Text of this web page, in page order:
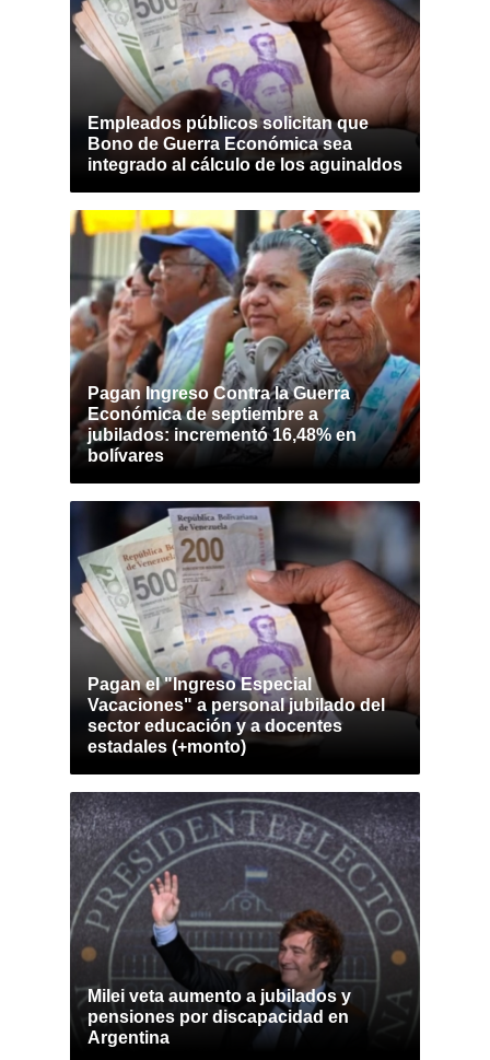
Empleados públicos solicitan que
Bono de Guerra Económica sea
integrado al cálculo de los aguinaldos
Pagan Ingreso Contra la Guerra
Económica de septiembre a
jubilados: incrementó 16,48% en
bolívares
Pagan el "Ingreso Especial
Vacaciones" a personal jubilado del
sector educación y a docentes
estadales (+monto)
Milei veta aumento a jubilados y
pensiones por discapacidad en
Argentina